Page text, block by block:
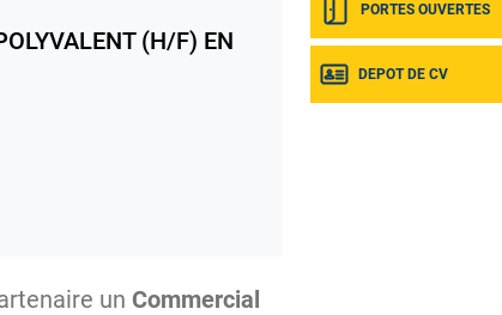
PORTES OUVERTES
DEPOT DE CV
(H/F) EN
un Commercial